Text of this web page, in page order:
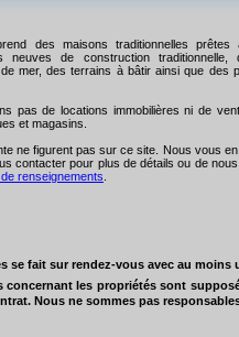
des maisons traditionnelles
neuves de construction traditionnelle,
mer, des terrains à bâtir ainsi que des
pas de locations immobilières ni de
et magasins.
ne figurent pas sur ce site. Nous vous
contacter pour plus de détails ou de
renseignements
se fait sur rendez-vous avec au moins
concernant les propriétés sont
Nous ne sommes pas